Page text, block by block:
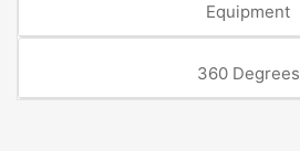
Equipment
360 Degrees